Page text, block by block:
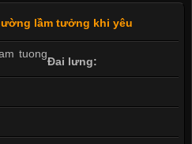
lầm tưởng khi yêu
Đai lưng: